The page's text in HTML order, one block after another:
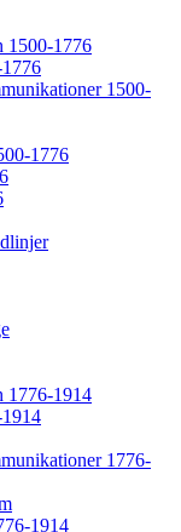
1500-1776
1500-
1776
1776-1914
1776-
1914